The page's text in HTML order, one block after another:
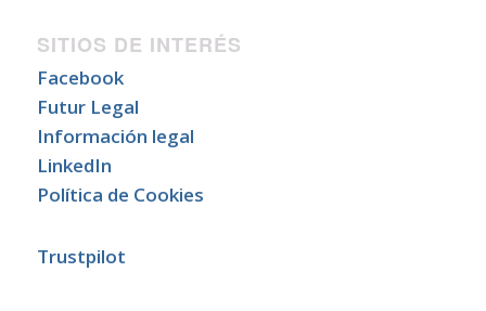
SITIOS DE INTERÉS
Facebook
Futur Legal
Información legal
LinkedIn
Política de Cookies
Trustpilot